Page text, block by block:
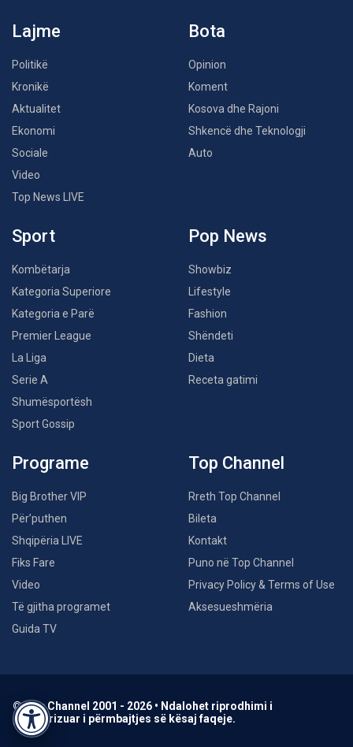
Accessibility
Lajme
Politikë
Kronikë
Aktualitet
Ekonomi
Sociale
Video
Top News LIVE
Bota
Opinion
Koment
Kosova dhe Rajoni
Shkencë dhe Teknologji
Auto
Sport
Kombëtarja
Kategoria Superiore
Kategoria e Parë
Premier League
La Liga
Serie A
Shumësportësh
Sport Gossip
Pop News
Showbiz
Lifestyle
Fashion
Shëndeti
Dieta
Receta gatimi
Programe
Big Brother VIP
Për’puthen
Shqipëria LIVE
Fiks Fare
Video
Të gjitha programet
Guida TV
Top Channel
Rreth Top Channel
Bileta
Kontakt
Puno në Top Channel
Privacy Policy & Terms of Use
Aksesueshmëria
© Top Channel 2001 - 2026 • Ndalohet riprodhimi i
paautorizuar i përmbajtjes së kësaj faqeje.